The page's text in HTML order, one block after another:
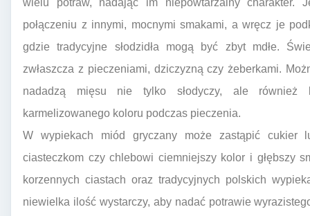
połączeniu z innymi, mocnymi smakami, a wręcz je
gdzie tradycyjne słodzidła mogą być zbyt mdłe.
zwłaszcza z pieczeniami, dziczyzną czy żeberkami.
nadadzą mięsu nie tylko słodyczy, ale również
karmelizowanego koloru podczas pieczenia.
W wypiekach miód gryczany może zastąpić cukier
ciasteczkom czy chlebowi ciemniejszy kolor i głębszy
korzennych ciastach oraz tradycyjnych polskich
niewielka ilość wystarczy, aby nadać potrawie